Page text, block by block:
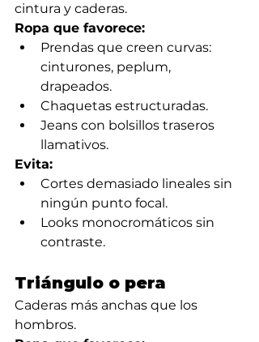
cintura y caderas.
Ropa que favorece:
Prendas que creen curvas:
cinturones, peplum,
drapeados.
Chaquetas estructuradas.
Jeans con bolsillos traseros
llamativos.
Evita:
Cortes demasiado lineales sin
ningún punto focal.
Looks monocromáticos sin
contraste.
Triángulo o pera
Caderas más anchas que los
hombros.